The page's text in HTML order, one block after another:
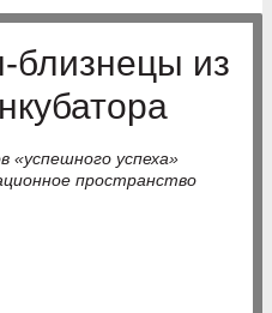
из
«успешного успеха»
пространство